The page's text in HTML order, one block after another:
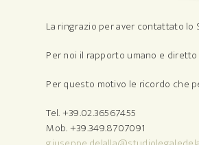
La ringrazio per aver contattato lo
Per noi il rapporto umano e
Per questo motivo le ricordo che
Tel. +39.02.36567455
Mob. +39.349.8707091